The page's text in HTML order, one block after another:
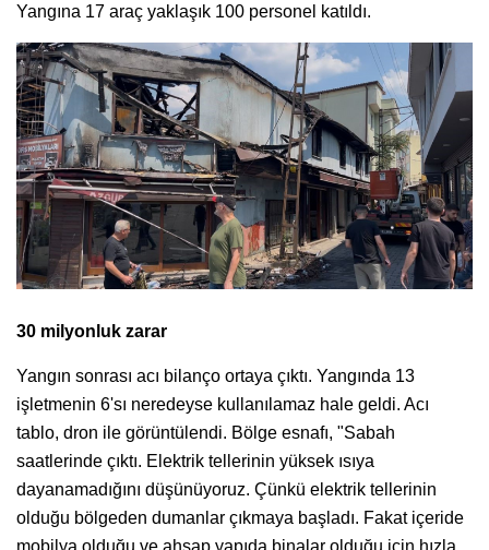
Yangına 17 araç yaklaşık 100 personel katıldı.
30 milyonluk zarar
Yangın sonrası acı bilanço ortaya çıktı. Yangında 13
işletmenin 6'sı neredeyse kullanılamaz hale geldi. Acı
tablo, dron ile görüntülendi. Bölge esnafı, "Sabah
saatlerinde çıktı. Elektrik tellerinin yüksek ısıya
dayanamadığını düşünüyoruz. Çünkü elektrik tellerinin
olduğu bölgeden dumanlar çıkmaya başladı. Fakat içeride
mobilya olduğu ve ahşap yapıda binalar olduğu için hızla